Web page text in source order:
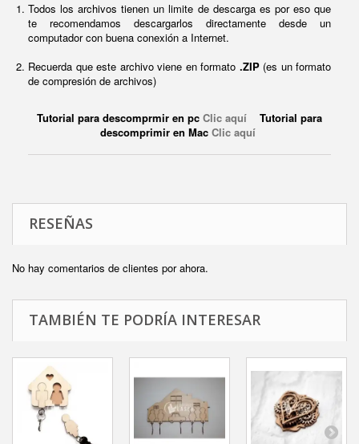
Todos los archivos tienen un limite de descarga es por eso que
te recomendamos descargarlos directamente desde un
computador con buena conexión a Internet.
Recuerda que este archivo viene en formato .ZIP(es un formato
de compresión de archivos)
Tutorial para descomprmir en pc Clic aquí Tutorial para
descomprimir en Mac Clic aquí
RESEÑAS
No hay comentarios de clientes por ahora.
TAMBIÉN TE PODRÍA INTERESAR